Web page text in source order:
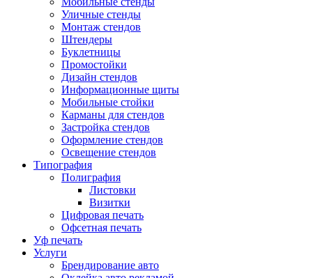
Уличные стенды
Монтаж стендов
Штендеры
Буклетницы
Промостойки
Дизайн стендов
Информационные щиты
Мобильные стойки
Карманы для стендов
Застройка стендов
Оформление стендов
Освещение стендов
Типография
Полиграфия
Листовки
Визитки
Цифровая печать
Офсетная печать
Уф печать
Услуги
Брендирование авто